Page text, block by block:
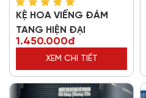
KỆ HOA VIẾNG ĐÁM
TANG HIỆN ĐẠI
1.450.000đ
XEM CHI TIẾT